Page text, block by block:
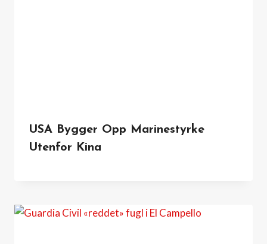
USA Bygger Opp Marinestyrke
Utenfor Kina